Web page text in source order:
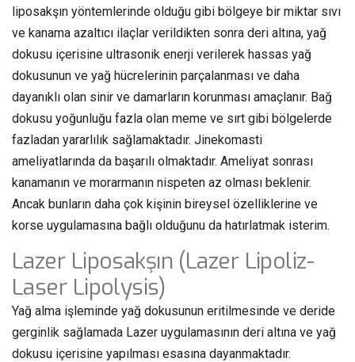
liposakşın yöntemlerinde olduğu gibi bölgeye bir miktar sıvı
ve kanama azaltıcı ilaçlar verildikten sonra deri altına, yağ
dokusu içerisine ultrasonik enerji verilerek hassas yağ
dokusunun ve yağ hücrelerinin parçalanması ve daha
dayanıklı olan sinir ve damarların korunması amaçlanır. Bağ
dokusu yoğunluğu fazla olan meme ve sırt gibi bölgelerde
fazladan yararlılık sağlamaktadır. Jinekomasti
ameliyatlarında da başarılı olmaktadır. Ameliyat sonrası
kanamanın ve morarmanın nispeten az olması beklenir.
Ancak bunların daha çok kişinin bireysel özelliklerine ve
korse uygulamasına bağlı olduğunu da hatırlatmak isterim.
Lazer Liposakşın (Lazer Lipoliz-
Laser Lipolysis)
Yağ alma işleminde yağ dokusunun eritilmesinde ve deride
gerginlik sağlamada Lazer uygulamasının deri altına ve yağ
dokusu içerisine yapılması esasına dayanmaktadır.